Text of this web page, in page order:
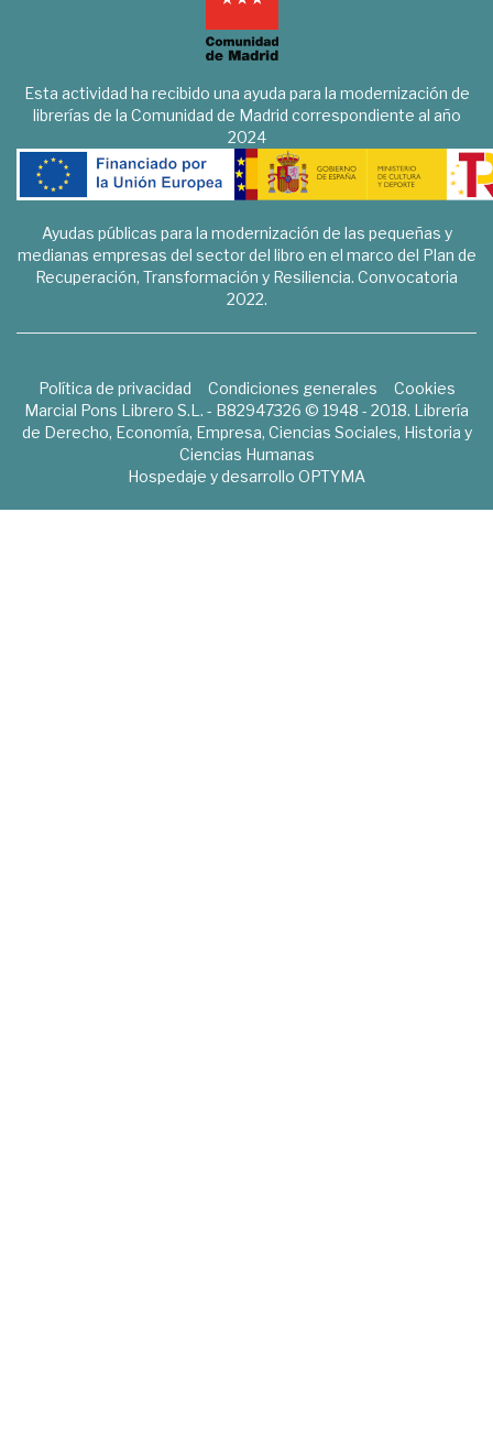
Esta actividad ha recibido una ayuda para la modernización de
librerías de la Comunidad de Madrid correspondiente al año
2024
Ayudas públicas para la modernización de las pequeñas y
medianas empresas del sector del libro en el marco del Plan de
Recuperación, Transformación y Resiliencia. Convocatoria
2022.
Política de privacidad Condiciones generales
Cookies
Marcial Pons Librero S.L. - B82947326 © 1948 - 2018. Librería
de Derecho, Economía, Empresa, Ciencias Sociales, Historia y
Ciencias Humanas
Hospedaje y desarrollo OPTYMA